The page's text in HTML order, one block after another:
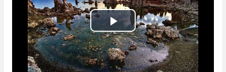
Play
Video